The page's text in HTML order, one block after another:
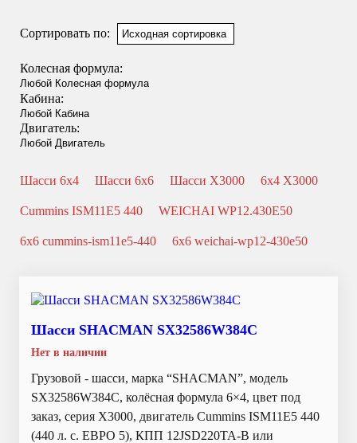
Смотреть подробнее
Сортировать по:
Колесная формула:
Кабина:
Двигатель:
Шасси 6x4 Шасси 6x6 Шасси X3000 6x4 X3000
Cummins ISM11E5 440 WEICHAI WP12.430E50
6x6 cummins-ism11e5-440 6x6 weichai-wp12-430e50
Шасси SHACMAN SX32586W384C
Нет в наличии
Грузовой - шасси, марка “SHACMAN”, модель
SX32586W384C, колёсная формула 6×4, цвет под
заказ, серия X3000, двигатель Cummins ISM11E5 440
(440 л. с. ЕВРО 5), КПП 12JSD220TA-B или